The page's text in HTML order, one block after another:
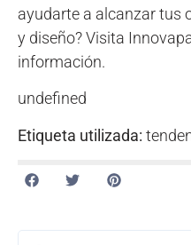
ayudarte a alcanzar tus
y diseño? Visita
información.
undefined
Etiqueta utilizada: